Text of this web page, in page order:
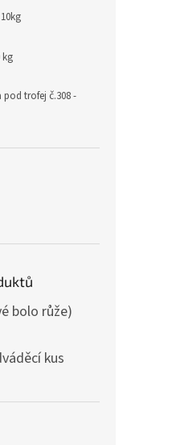
kg
trofej č.308 -
bolo růže)
z 5 hvězdiček.
kus
z 5 hvězdiček.